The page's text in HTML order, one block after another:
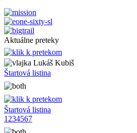
Aktuálne preteky
Lukáš Kubiš
Štartová listina
Štartová listina
1 234567